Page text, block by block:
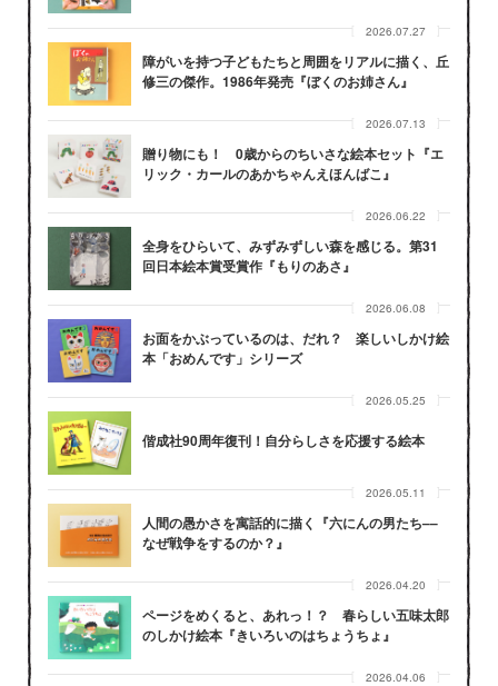
2026.07.27
障がいを持つ子どもたちと周囲をリアルに描く、丘
修三の傑作。1986年発売『ぼくのお姉さん』
2026.07.13
贈り物にも！ 0歳からのちいさな絵本セット『エ
リック・カールのあかちゃんえほんばこ』
2026.06.22
全身をひらいて、みずみずしい森を感じる。第31
回日本絵本賞受賞作『もりのあさ』
2026.06.08
お面をかぶっているのは、だれ？ 楽しいしかけ絵
本「おめんです」シリーズ
2026.05.25
偕成社90周年復刊！自分らしさを応援する絵本
2026.05.11
人間の愚かさを寓話的に描く『六にんの男たち––
なぜ戦争をするのか？』
2026.04.20
ページをめくると、あれっ！？ 春らしい五味太郎
のしかけ絵本『きいろいのはちょうちょ』
2026.04.06